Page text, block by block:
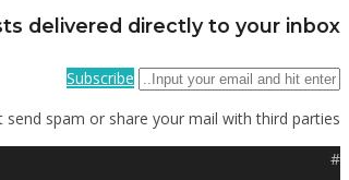
delivered directly to your inbox
Subscribe
send spam or share your mail with third parties
#